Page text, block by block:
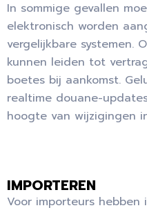
In sommige gevallen
elektronisch worden
vergelijkbare systemen.
kunnen leiden tot
boetes bij aankomst.
realtime douane-
hoogte van wijzigingen
IMPORTEREN
Voor importeurs